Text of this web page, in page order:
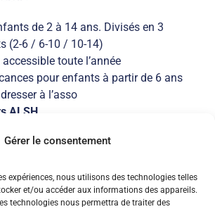
Gérer le consentement
expériences, nous utilisons des technologies telles
et/ou accéder aux informations des appareils.
technologies nous permettra de traiter des
de 2 à 14 ans. Divisés en 3
(2-6 / 6-10 / 10-14)
toute l’année
pour enfants à partir de 6 ans
à l’asso
ALSH
Sans Hébergement)
76